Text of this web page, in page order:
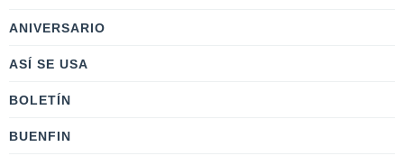
ANIVERSARIO
ASÍ SE USA
BOLETÍN
BUENFIN